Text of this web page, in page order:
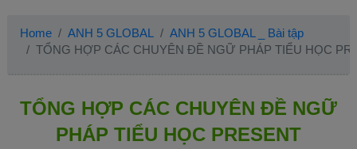
Home ANH 5 GLOBAL
ANH 5 GLOBAL _ Bài tập
TỔNG HỢP CÁC CHUYÊN ĐỀ NGỮ PHÁP TIỂU HỌC
TỔNG HỢP CÁC CHUYÊN ĐỀ NGỮ
PHÁP TIỂU HỌC PRESENT